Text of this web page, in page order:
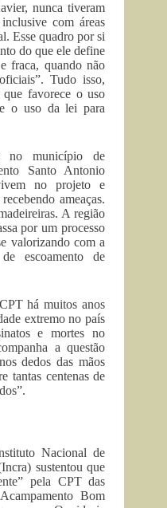
nunca tiveram
com áreas
Esse quadro por si
do que ele define
fraca, quando não
Tudo isso,
que favorece o uso
o uso da lei para
no município de
Santo Antonio
no projeto e
ameaças.
A região
por um processo
valorizando com a
escoamento de
há muitos anos
extremo no país
e mortes no
a questão
dedos das mãos
tantas centenas de
Nacional de
sustentou que
pela CPT das
Bom